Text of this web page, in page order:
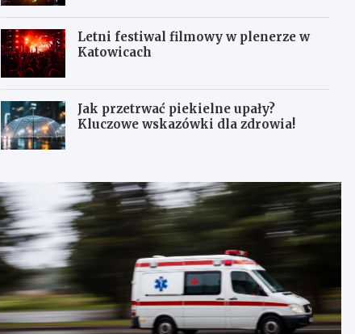
Letni festiwal filmowy w plenerze w
Katowicach
Jak przetrwać piekielne upały?
Kluczowe wskazówki dla zdrowia!